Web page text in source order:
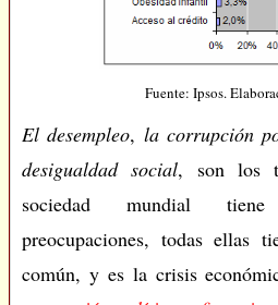
Fuente: Ipsos.
El desempleo, la corrupción
desigualdad social, son los
sociedad mundial
preocupaciones, todas ellas
común, y es la crisis